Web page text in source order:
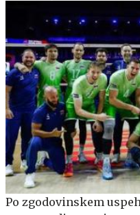
Po zgodovinskem